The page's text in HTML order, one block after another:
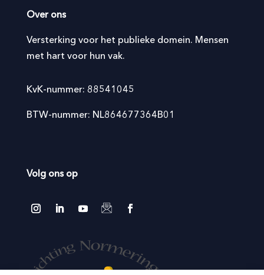
Over ons
Versterking voor het publieke domein. Mensen
met hart voor hun vak.
KvK-nummer: 88541045
BTW-nummer: NL864677364B01
Volg ons op